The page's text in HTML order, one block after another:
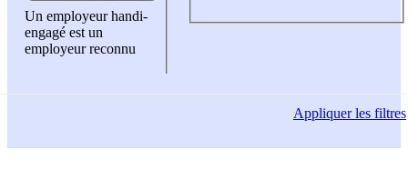
Un employeur handi-
engagé est un
employeur reconnu
Appliquerles filtres